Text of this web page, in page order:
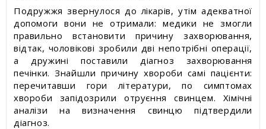
Подружжя звернулося до лікарів, утім адекватної
допомоги вони не отримали: медики не змогли
правильно встановити причину захворювання,
відтак, чоловікові зробили дві непотрібні операції,
а дружині поставили діагноз захворювання
печінки. Знайшли причину хвороби самі пацієнти:
перечитавши гори літератури, по симптомах
хвороби запідозрили отруєння свинцем. Хімічні
аналізи на визначення свинцю підтвердили
діагноз.